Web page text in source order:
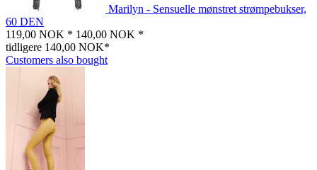
Marilyn - Sensuelle mønstret strømpebukser,
60 DEN
119,00 NOK * 140,00 NOK *
tidligere 140,00 NOK*
Customers also bought